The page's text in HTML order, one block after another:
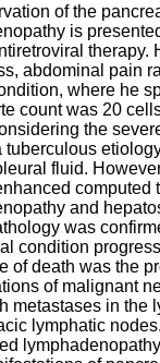
of the
is
therapy.
abdominal pain
where he
count was 20
the
tuberculous
fluid.
computed
and
was
condition
of death was the
of malignant
metastases in the
lymphatic